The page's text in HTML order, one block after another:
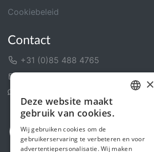
Cookiebeleid
Contact
+31 (0)85 488 4765
ENGLISH
×
Deze website maakt
gebruik van cookies.
Wij gebruiken cookies om de
gebruikerservaring te verbeteren en voor
advertentiepersonalisatie. Wij maken